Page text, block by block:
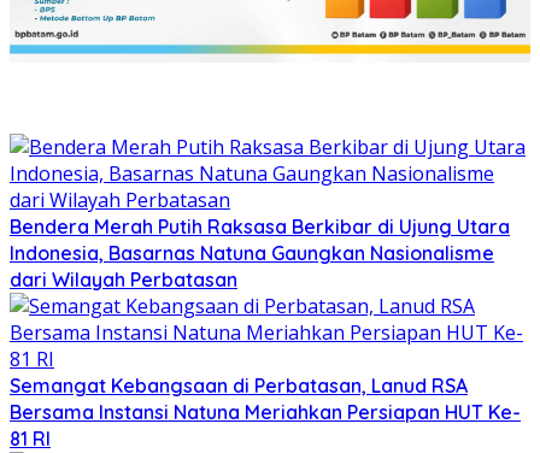
Bendera Merah Putih Raksasa Berkibar di Ujung Utara
Indonesia, Basarnas Natuna Gaungkan Nasionalisme
dari Wilayah Perbatasan
Semangat Kebangsaan di Perbatasan, Lanud RSA
Bersama Instansi Natuna Meriahkan Persiapan HUT Ke-
81 RI